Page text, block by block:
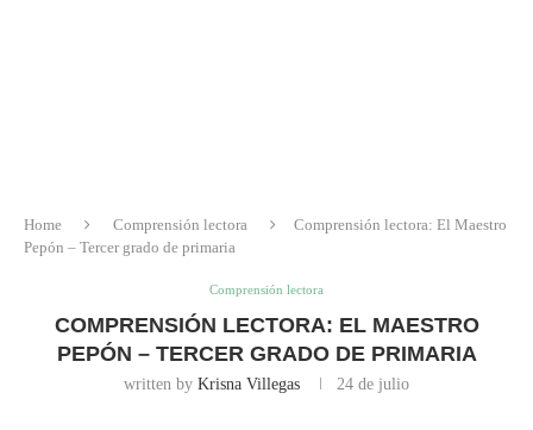
Home Comprensión lectora
Comprensión lectora: El Maestro
Pepón – Tercer grado de primaria
Comprensión lectora
COMPRENSIÓN LECTORA: EL MAESTRO
PEPÓN – TERCER GRADO DE PRIMARIA
written by Krisna Villegas 24 de julio